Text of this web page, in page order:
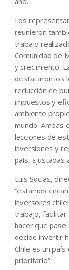
Los
reunieron
trabajo
Comunidad de
y crecimiento.
destacaron los
reducción de
impuestos y
ambiente
mundo. Ambas
lecciones de
inversiones y
país, ajustadas
Luis Socias,
“estamos
inversores
trabajo, facilitar
hacer que
decide invertir
Chile es un
prioritario”.